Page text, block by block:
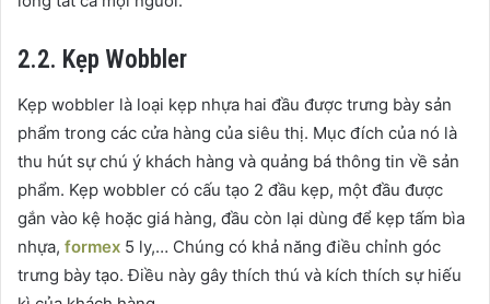
2.2. Kẹp Wobbler
Kẹp wobbler là loại kẹp nhựa hai đầu được trưng bày sản
phẩm trong các cửa hàng của siêu thị. Mục đích của nó là
thu hút sự chú ý khách hàng và quảng bá thông tin về sản
phẩm. Kẹp wobbler có cấu tạo 2 đầu kẹp, một đầu được
gắn vào kệ hoặc giá hàng, đầu còn lại dùng để kẹp tấm bìa
nhựa, formex 5 ly,… Chúng có khả năng điều chỉnh góc
trưng bày tạo. Điều này gây thích thú và kích thích sự hiếu